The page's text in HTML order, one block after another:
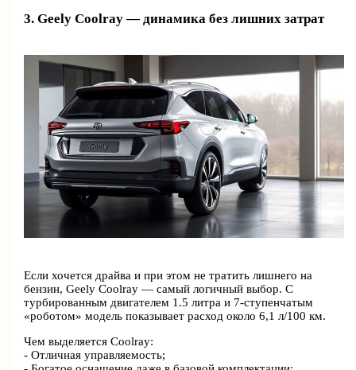
3. Geely Coolray — динамика без лишних затрат
Если хочется драйва и при этом не тратить лишнего на
бензин, Geely Coolray — самый логичный выбор. С
турбированным двигателем 1.5 литра и 7-ступенчатым
«роботом» модель показывает расход около 6,1 л/100 км.
Чем выделяется Coolray:
- Отличная управляемость;